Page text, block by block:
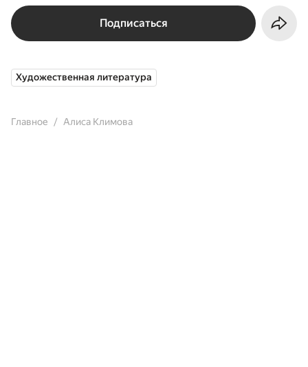
Подписаться
Художественная литература
Главное Алиса Климова